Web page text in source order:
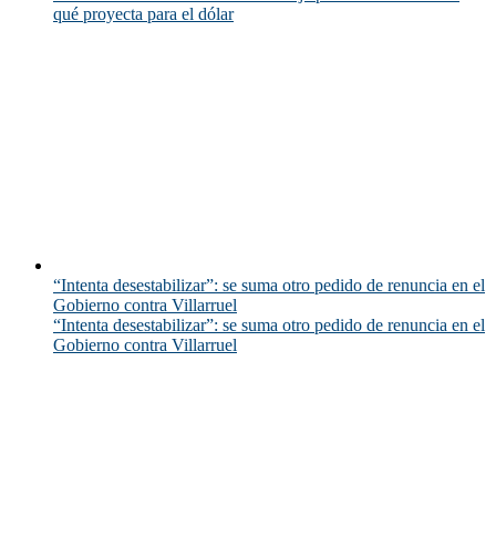
qué proyecta para el dólar
“Intenta desestabilizar”: se suma otro pedido de renuncia en el
Gobierno contra Villarruel
“Intenta desestabilizar”: se suma otro pedido de renuncia en el
Gobierno contra Villarruel